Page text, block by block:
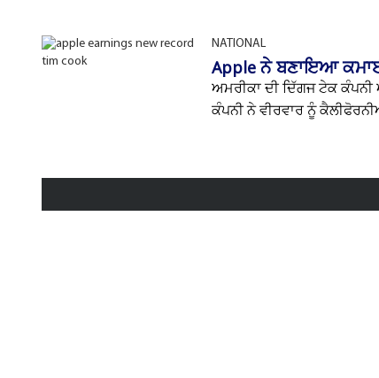
NATIONAL
Apple ਨੇ ਬਣਾਇਆ
ਅਮਰੀਕਾ ਦੀ ਦਿੱਗਜ ਟੇਕ ਕੰਪਨੀ
ਕੰਪਨੀ ਨੇ ਵੀਰਵਾਰ ਨੂੰ